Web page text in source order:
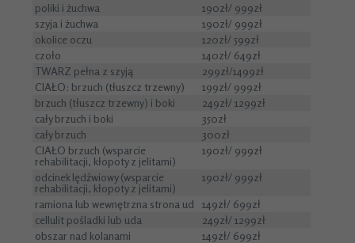
poliki i żuchwa
190zł/ 999zł
szyja i żuchwa
190zł/ 999zł
okolice oczu
120zł/ 599zł
czoło
140zł/ 649zł
TWARZ pełna z szyją
299zł/1499zł
CIAŁO: brzuch (tłuszcz trzewny)
199zł/ 999zł
brzuch (tłuszcz trzewny) i boki
249zł/ 1299zł
cały brzuch i boki
350zł
cały brzuch
300zł
CIAŁO brzuch (wsparcie
rehabilitacji, kłopoty z jelitami)
190zł/ 999zł
odcinek lędźwiowy (wsparcie
rehabilitacji, kłopoty z jelitami)
190zł/ 999zł
ramiona lub wewnętrzna strona ud
149zł/ 699zł
cellulit pośladki lub uda
249zł/ 1299zł
obszar nad kolanami
149zł/ 699zł